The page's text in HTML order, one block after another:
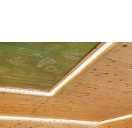
Наша гордость